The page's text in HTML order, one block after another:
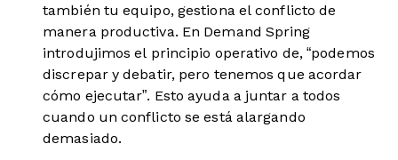
también tu equipo, gestiona el conflicto de
manera productiva. En Demand Spring
introdujimos el principio operativo de, “podemos
discrepar y debatir, pero tenemos que acordar
cómo ejecutar”. Esto ayuda a juntar a todos
cuando un conflicto se está alargando
demasiado.